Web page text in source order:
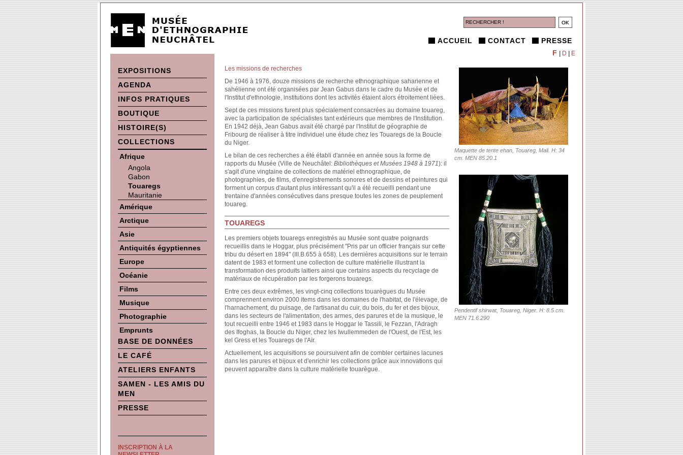
ACCUEIL CONTACT PRESSE
EXPOSITIONS
AGENDA
INFOS PRATIQUES
BOUTIQUE
HISTOIRE(S)
COLLECTIONS
Afrique
Angola
Gabon
Touaregs
Mauritanie
Amérique
Arctique
Asie
Antiquités égyptiennes
Europe
Océanie
Films
Musique
Photographie
Emprunts
BASE DE DONNÉES
LE CAFÉ
ATELIERS ENFANTS
SAMEN - LES AMIS DU
MEN
PRESSE
INSCRIPTION À LA
Les missions de recherches
De 1946 à 1976, douze missions de recherche ethnographique saharienne et
sahélienne ont été organisées par Jean Gabus dans le cadre du Musée et de
l'Institut d'ethnologie, institutions dont les activités étaient alors étroitement liées.
Sept de ces missions furent plus spécialement consacrées au domaine touareg,
avec la participation de spécialistes tant extérieurs que membres de l'Institution.
En 1942 déjà, Jean Gabus avait été chargé par l'Institut de géographie de
Fribourg de réaliser à titre individuel une étude chez les Touaregs de la Boucle
du Niger.
Le bilan de ces recherches a été établi d'année en année sous la forme de
rapports du Musée (Ville de Neuchâtel: Bibliothèques et Musées 1948 à 1971): il
s'agit d'une vingtaine de collections de matériel ethnographique, de
photographies, de films, d'enregistrements sonores et de dessins et peintures qui
forment un corpus d'autant plus intéressant qu'il a été recueilli pendant une
trentaine d'années consécutives dans presque toutes les zones de peuplement
touareg.
TOUAREGS
Les premiers objets touaregs enregistrés au Musée sont quatre poignards
recueillis dans le Hoggar, plus précisément "Pris par un officier français sur cette
tribu du désert en 1894" (III.B.655 à 658). Les dernières acquisitions sur le terrain
datent de 1983 et forment une collection de culture matérielle illustrant la
transformation des produits laitiers ainsi que certains aspects du recyclage de
matériaux de récupération par les forgerons touaregs.
Entre ces deux extrêmes, les vingt-cinq collections touarègues du Musée
comprennent environ 2000 items dans les domaines de l'habitat, de l'élevage, de
l'harnachement, du puisage, de l'artisanat du cuir, du bois, du fer et des bijoux,
dans les secteurs de l'alimentation, des armes, des parures et de la musique, le
tout recueilli entre 1946 et 1983 dans le Hoggar le Tassili, le Fezzan, l'Adragh
des Ifoghas, la Boucle du Niger, chez les Iwullemmeden de l'Ouest, de l'Est, les
kel Gress et les Touaregs de l'Aïr.
Actuellement, les acquisitions se poursuivent afin de combler certaines lacunes
dans les parures et bijoux et d'enrichir les collections grâce aux innovations qui
peuvent apparaître dans la culture matérielle touarègue.
Maquette de tente ehan, Touareg, Mali. H: 34
cm. MEN 85.20.1
Pendentif shirwat, Touareg, Niger. H: 8.5 cm.
MEN 71.6.290
F D E